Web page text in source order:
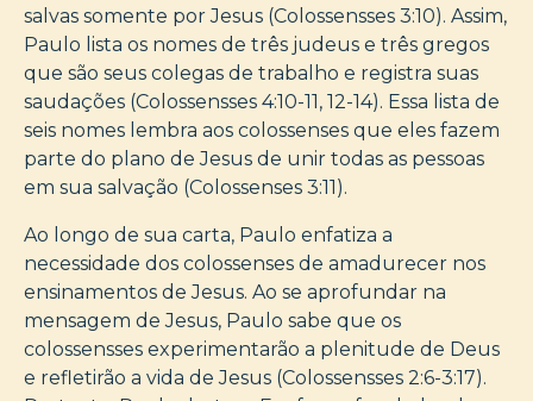
salvas somente por Jesus (Colossensses 3:10). Assim,
Paulo lista os nomes de três judeus e três gregos
que são seus colegas de trabalho e registra suas
saudações (Colossensses 4:10-11, 12-14). Essa lista de
seis nomes lembra aos colossenses que eles fazem
parte do plano de Jesus de unir todas as pessoas
em sua salvação (Colossenses 3:11).
Ao longo de sua carta, Paulo enfatiza a
necessidade dos colossenses de amadurecer nos
ensinamentos de Jesus. Ao se aprofundar na
mensagem de Jesus, Paulo sabe que os
colossensses experimentarão a plenitude de Deus
e refletirão a vida de Jesus (Colossensses 2:6-3:17).